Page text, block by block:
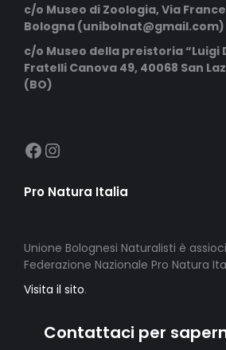
c/o Museo di Zoologia, Via
Bologna (unibolnat@gmail.com)
c/o Museo della preistoria “Luigi
Fratelli Canova 49, 40068 San
(BO)
https://m.facebook.com/profile.php?id=100093581695915 Instagram
Pro Natura Italia
Unione Bolognesi Naturalisti è
Federazione Nazionale Pro Natura
Visita il sito.
Contattaci per